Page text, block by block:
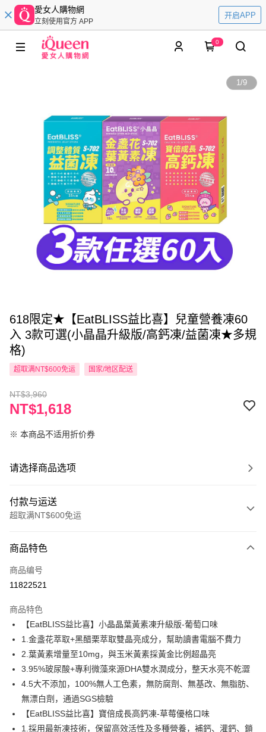
愛女人購物網
立刻使用官方 APP
开启APP
0
1/9
618限定★【EatBLISS益比喜】兒童營養凍60
入 3款可選(小晶晶升級版/高鈣凍/益菌凍★多規
格)
超取满NT$600免运 国家/地区配送
NT$3,960
NT$1,618
※ 本商品不适用折价券
请选择商品选项
付款与运送
超取满NT$600免运
信用卡一次付款
超商取货付款
Apple Pay
街口支付
悠遊付
Google Pay
Plus PAY
商品特色
商品编号
11822521
商品特色
【EatBLISS益比喜】小晶晶葉黃素凍升級版-葡萄口味
1.金盞花萃取+黑醋栗萃取雙晶亮成分，幫助讀書電腦不費力
2.葉黃素增量至10mg，與玉米黃素採黃金比例超晶亮
3.95%玻尿酸+專利微藻來源DHA雙水潤成分，整天水亮不乾澀
4.5大不添加，100%無人工色素，無防腐劑、無基改、無脂肪、
無漂白劑，通過SGS檢驗
【EatBLISS益比喜】寶倍成長高鈣凍-草莓優格口味
1.採用最新凍技術，保留高效活性及多種營養，補鈣、灌鈣、鎖